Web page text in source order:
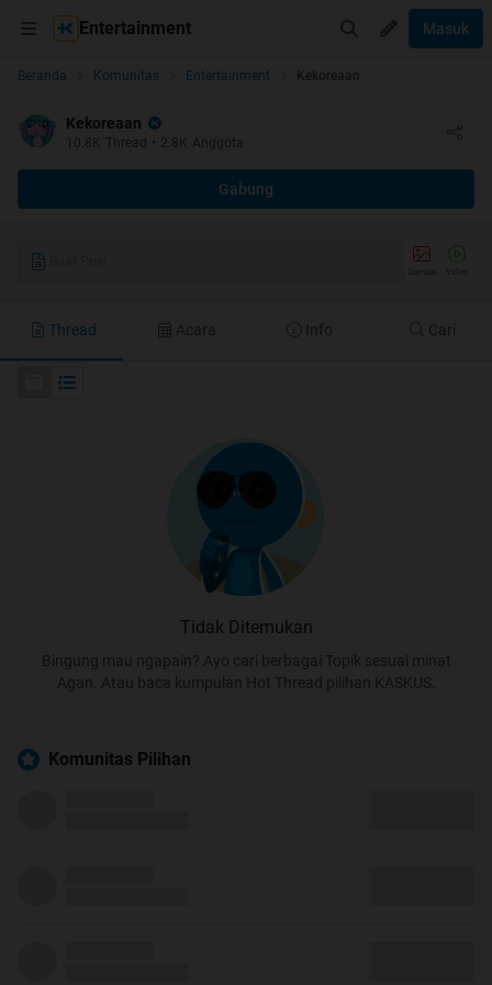
Entertainment Masuk
Beranda Komunitas Entertainment Kekoreaan
Kekoreaan
10.8K Thread • 2.8K Anggota
Gabung
Thread Acara Info Cari
Tidak Ditemukan
Bingung mau ngapain? Ayo cari berbagai Topik sesuai minat
Agan. Atau baca kumpulan Hot Thread pilihan KASKUS.
Komunitas Pilihan